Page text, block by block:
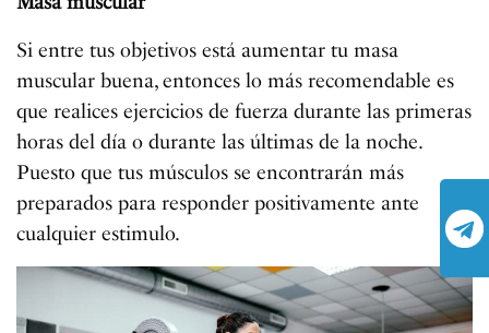
Si entre tus objetivos está aumentar tu masa
muscular buena, entonces lo más recomendable es
que realices ejercicios de fuerza durante las primeras
horas del día o durante las últimas de la noche.
Puesto que tus músculos se encontrarán más
preparados para responder positivamente ante
cualquier estimulo.